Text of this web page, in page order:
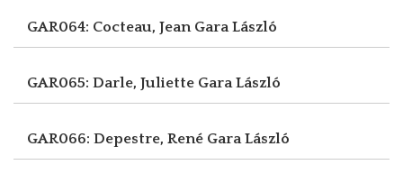
GAR064: Cocteau, Jean Gara László
GAR065: Darle, Juliette Gara László
GAR066: Depestre, René Gara László